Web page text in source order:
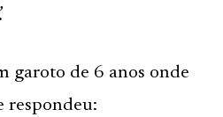
garoto de 6 anos onde
respondeu: